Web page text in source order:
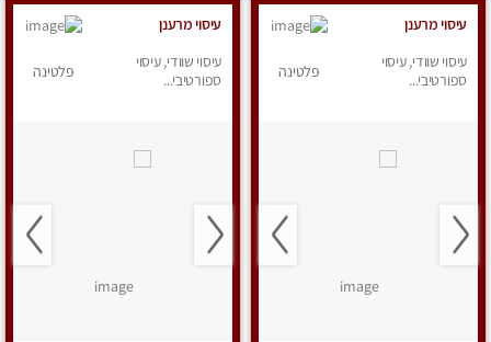
עיסוי מרענן
עיסוי שוודי, עיסוי
ספורטיבי...
פלטינה
עיסוי מרענן
עיסוי שוודי, עיסוי
ספורטיבי...
פלטינה